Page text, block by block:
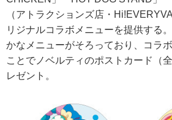
（アトラクションズ店・
リジナルコラボメニューを提供する
かなメニューがそろっており、コラ
ことでノベルティのポストカード（
レゼント。